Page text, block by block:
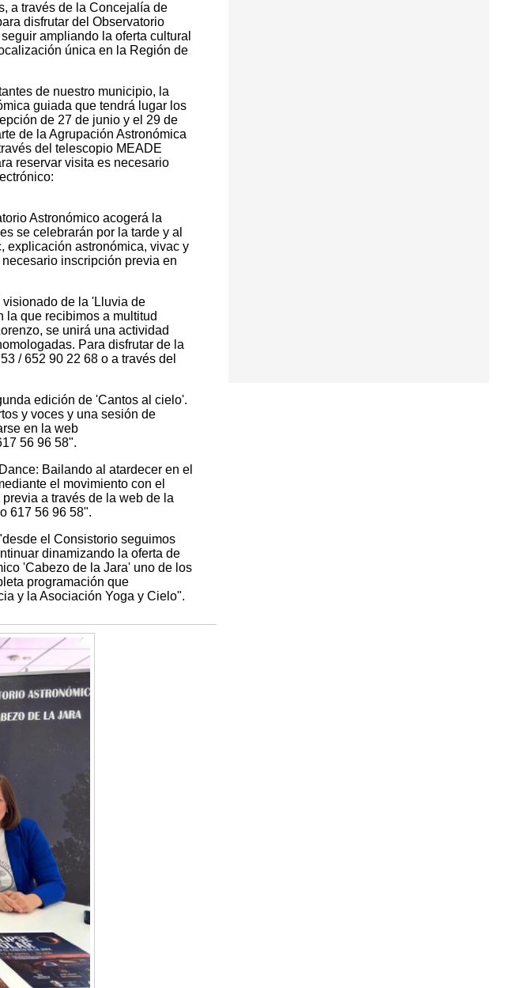
a través de la Concejalía de
disfrutar del Observatorio
ampliando la oferta cultural
única en la Región de
de nuestro municipio, la
guiada que tendrá lugar los
de 27 de junio y el 29 de
de la Agrupación Astronómica
del telescopio MEADE
reservar visita es necesario
Astronómico acogerá la
se celebrarán por la tarde y al
explicación astronómica, vivac y
inscripción previa en
de la 'Lluvia de
la que recibimos a multitud
se unirá una actividad
Para disfrutar de la
/ 652 90 22 68 o a través del
edición de 'Cantos al cielo'.
y voces y una sesión de
en la web
56 96 58".
Bailando al atardecer en el
el movimiento con el
a través de la web de la
617 56 96 58".
el Consistorio seguimos
dinamizando la oferta de
'Cabezo de la Jara' uno de los
programación que
y la Asociación Yoga y Cielo".